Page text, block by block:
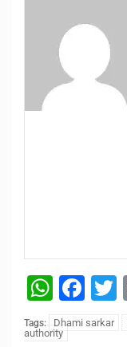
Tags: Dhami sarkar
authority